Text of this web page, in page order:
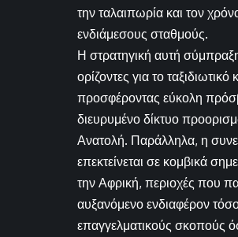
την ταλαιπωρία και τον
ενδιάμεσους σταθμούς.
Η στρατηγική αυτή
ορίζοντες για το ταξιδιωτικό
προσφέροντας εύκολη
διευρυμένο δίκτυο
Ανατολή. Παράλληλα, η
επεκτείνεται σε κομβικά
την Αφρική, περιοχές που
αυξανόμενο ενδιαφέρον
επαγγελματικούς σκοπούς